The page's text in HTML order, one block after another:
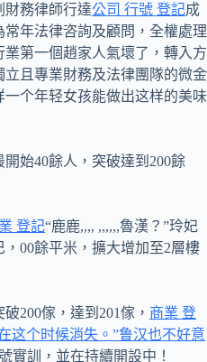
財務律師行達公司 行號 登記成
年法律咨詢及顧問，全權處理
第一個趙家人氣壞了，轉入方
且專業財務及法律團隊的微金
个年轻女孩能做出这样的美味
始40餘人，突破達到200餘
登記“鹿鹿,,,, ,,,,,,魯漢？”玲妃
00餘平米，擴大增加至2層樓
200傢，達到201傢， 商業 登
这个时候消失。”鲁汉也不好意
實訓，並在持續開設中！